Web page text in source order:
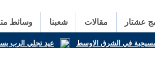
عشتار مقالات شعبنا وسائط
في الشرق الاوسط عيد تجلي الرب